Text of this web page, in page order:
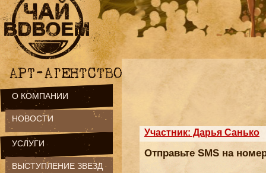
Участник: Дарья Санько
Отправьте SMS на
О КОМПАНИИ
НОВОСТИ
УСЛУГИ
ВЫСТУПЛЕНИЕ ЗВЕЗД